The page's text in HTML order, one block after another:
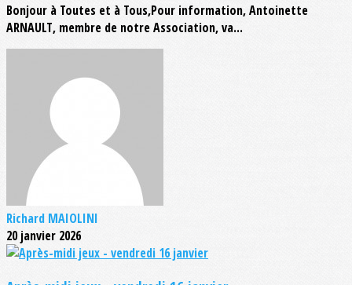
Bonjour à Toutes et à Tous,Pour information, Antoinette
ARNAULT, membre de notre Association, va...
Richard MAIOLINI
20 janvier 2026